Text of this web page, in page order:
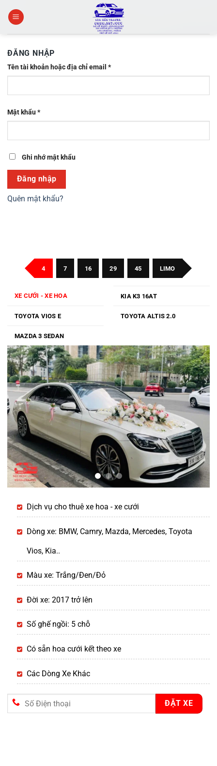
ĐĂNG NHẬP
Tên tài khoản hoặc địa chỉ email *Bắt
buộc
Mật khẩu*Bắt
buộc
Ghi nhớ mật khẩu
Đăng nhập
Quên mật khẩu?
4 7 16 29 45 LIMO
XE CƯỚI - XE HOA KIA K3 16AT
TOYOTA VIOS E TOYOTA ALTIS 2.0
MAZDA 3 SEDAN
Dịch vụ cho thuê xe hoa - xe cưới
Dòng xe: BMW, Camry, Mazda, Mercedes, Toyota
Vios, Kia..
Màu xe: Trắng/Đen/Đỏ
Đời xe: 2017 trở lên
Số ghế ngồi: 5 chỗ
Có sẵn hoa cưới kết theo xe
Các Dòng Xe Khác